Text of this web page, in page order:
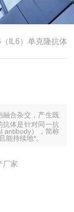
IL6）单克隆抗体
融合杂交，产生既
体是针对同一抗
antibody），简称
能持续地*。
厂家